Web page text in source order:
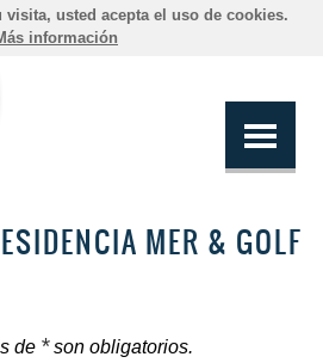
visita, usted acepta el uso de cookies.
información
MER & GOLF
de *son obligatorios.